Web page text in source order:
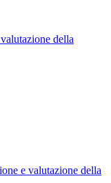
della
e valutazione della